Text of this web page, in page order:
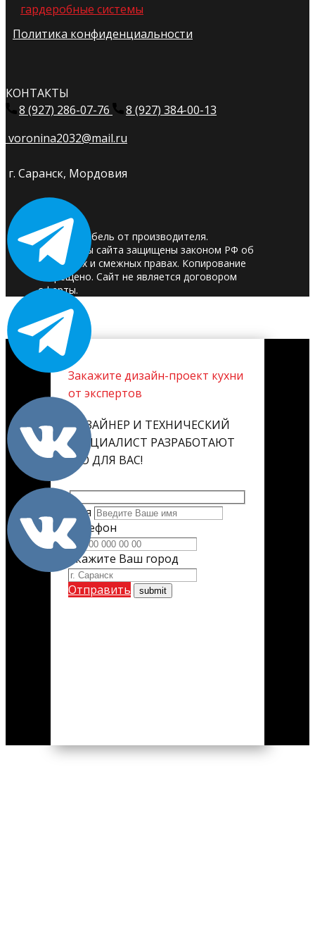
гардеробные системы
Политика конфиденциальности
КОНТАКТЫ
8 (927) 286-07-76
8 (927) 384-00-13
voronina2032@mail.ru
г. Саранск, Мордовия
© 2025. Мебель от производителя.
Материалы сайта защищены законом РФ об
авторских и смежных правах. Копирование
запрещено. Сайт не является договором
оферты.
Закажите дизайн-проект кухни
от экспертов
ДИЗАЙНЕР И ТЕХНИЧЕСКИЙ
СПЕЦИАЛИСТ РАЗРАБОТАЮТ
ЕГО ДЛЯ ВАС!
Имя
Телефон
Укажите Ваш город
Отправить